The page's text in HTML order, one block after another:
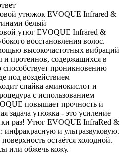
утюжок EVOQUE Infrared &
белый
утюг EVOQUE Infrared &
восстановления волос.
высокочастотных вибраций
и протеинов, содержащихся в
способствует проникновению
под воздействием
спайка аминокислот и
с использованием
повышает прочность и
задача утюжка - это усиление
раз! Утюг EVOQUE InfraRed &
инфракрасную и ультразвуковую.
остаётся холодной.
или обжечь кожу.